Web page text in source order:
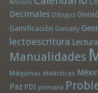
Artículo
Decimales Dibujos
Gamificación Genially
lectoescritura Lectura
Manualidades
Máquinas didácticas
Paz PDI primaria